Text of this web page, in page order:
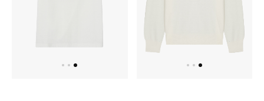
جميع مستحضرات الجمال
الجديد في عالم الجمال